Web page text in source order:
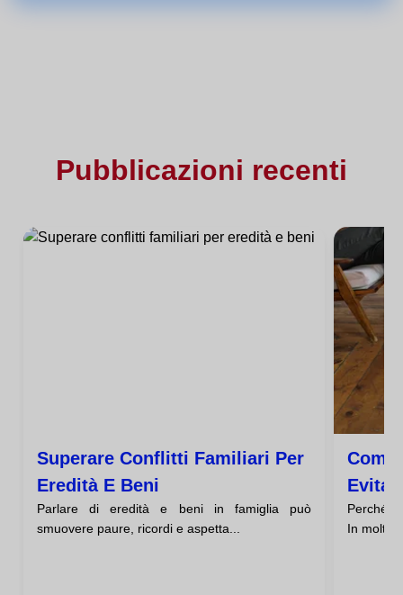
Pubblicazioni recenti
Superare Conflitti Familiari Per
Eredità E Beni
Parlare di eredità e beni in famiglia può
smuovere paure, ricordi e aspetta...
Perché i
In molte